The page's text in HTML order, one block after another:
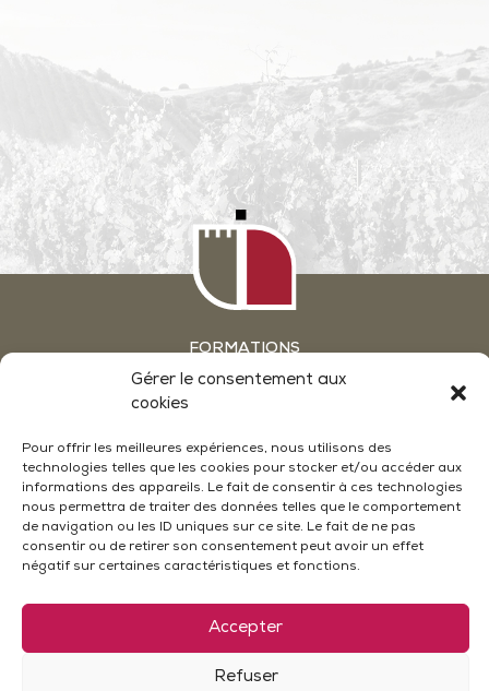
Gérer le consentement aux
cookies
Pour offrir les meilleures expériences, nous utilisons des
technologies telles que les cookies pour stocker et/ou accéder aux
informations des appareils. Le fait de consentir à ces technologies
nous permettra de traiter des données telles que le comportement
de navigation ou les ID uniques sur ce site. Le fait de ne pas
consentir ou de retirer son consentement peut avoir un effet
négatif sur certaines caractéristiques et fonctions.
Accepter
Refuser
FORMATIONS
ATELIERS OENOLOGIE EN WEEKEND
CONDITIONS GÉNÉRALES DE VENTE
MENTIONS LÉGALES
POLITIQUE DE CONFIDENTIALITÉ
POLITIQUE DE COOKIES (UE)
PLAN DU SITE
Le Château - 26790 Suze La Rousse
04 75 97 21 30
contact@universite-du-vin.com